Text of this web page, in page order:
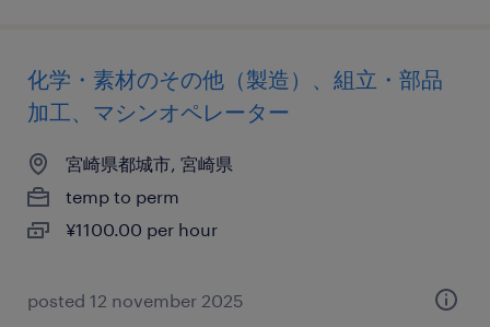
化学・素材のその他（製造）、組立・部品
加工、マシンオペレーター
宮崎県都城市, 宮崎県
temp to perm
¥1100.00 per hour
posted 12 november 2025